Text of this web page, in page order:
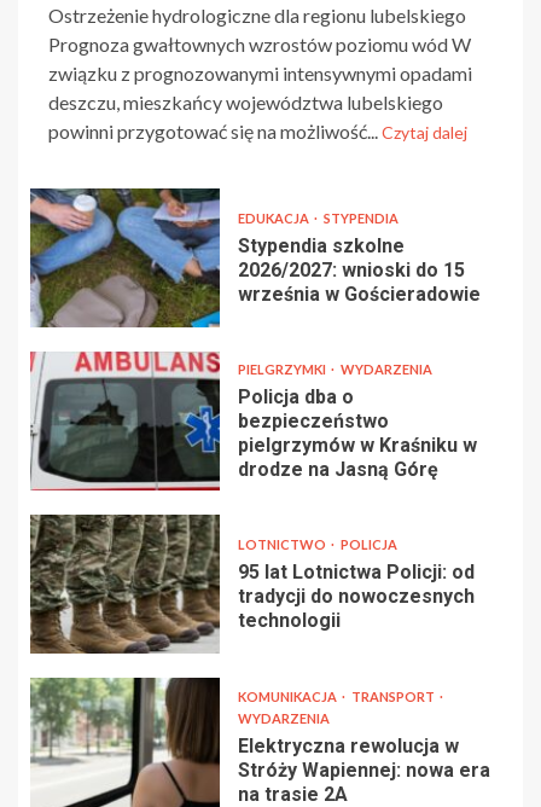
Ostrzeżenie hydrologiczne dla regionu lubelskiego
Prognoza gwałtownych wzrostów poziomu wód W
związku z prognozowanymi intensywnymi opadami
deszczu, mieszkańcy województwa lubelskiego
powinni przygotować się na możliwość... Czytaj dalej
EDUKACJA STYPENDIA
Stypendia szkolne
2026/2027: wnioski do 15
września w Gościeradowie
PIELGRZYMKI WYDARZENIA
Policja dba o
bezpieczeństwo
pielgrzymów w Kraśniku w
drodze na Jasną Górę
LOTNICTWO POLICJA
95 lat Lotnictwa Policji: od
tradycji do nowoczesnych
technologii
KOMUNIKACJA
TRANSPORT
WYDARZENIA
Elektryczna rewolucja w
Stróży Wapiennej: nowa era
na trasie 2A